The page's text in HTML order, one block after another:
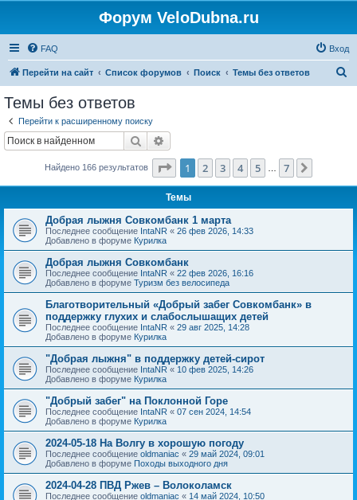
Форум VeloDubna.ru
FAQ Вход
Перейти на сайт Список форумов Поиск Темы без ответов
Темы без ответов
Перейти к расширенному поиску
Поиск
Найдено 166 результатов Страница из
1 2 3 4 5 7
Темы
Добрая лыжня Совкомбанк 1 марта
Последнее сообщение IntaNR « 26 фев 2026, 14:33
Добавлено в форуме Курилка
Добрая лыжня Совкомбанк
Последнее сообщение IntaNR « 22 фев 2026, 16:16
Добавлено в форуме Туризм без велосипеда
Благотворительный «Добрый забег Совкомбанк» в
поддержку глухих и слабослышащих детей
Последнее сообщение IntaNR « 29 авг 2025, 14:28
Добавлено в форуме Курилка
"Добрая лыжня" в поддержку детей-сирот
Последнее сообщение IntaNR « 10 фев 2025, 14:26
Добавлено в форуме Курилка
"Добрый забег" на Поклонной Горе
Последнее сообщение IntaNR « 07 сен 2024, 14:54
Добавлено в форуме Курилка
2024-05-18 На Волгу в хорошую погоду
Последнее сообщение oldmaniac « 29 май 2024, 09:01
Добавлено в форуме Походы выходного дня
2024-04-28 ПВД Ржев – Волоколамск
Последнее сообщение oldmaniac « 14 май 2024, 10:50